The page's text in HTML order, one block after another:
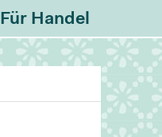
Für Handel